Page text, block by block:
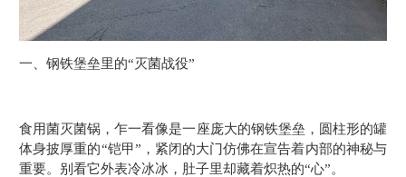
一、钢铁堡垒里的“灭菌战役”
食用菌灭菌锅，乍一看像是一座庞大的钢铁堡垒，圆柱形的罐
体身披厚重的“铠甲”，紧闭的大门仿佛在宣告着内部的神秘与
重要。别看它外表冷冰冰，肚子里却藏着炽热的“心”。